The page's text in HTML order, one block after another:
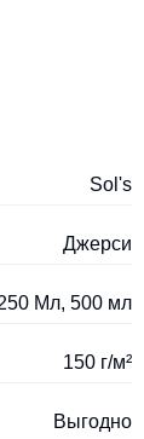
Sol's
Джерси
Мл, 500 мл
150 г/м²
Выгодно